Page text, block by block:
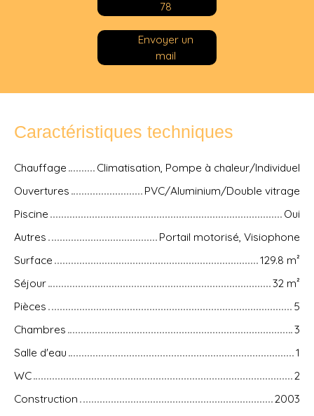
78
Envoyer un
mail
Caractéristiques techniques
Chauffage
Climatisation, Pompe à chaleur/Individuel
Ouvertures
PVC/Aluminium/Double vitrage
Piscine
Oui
Autres
Portail motorisé, Visiophone
Surface
129.8 m²
Séjour
32 m²
Pièces
5
Chambres
3
Salle d'eau
1
WC
2
Construction
2003